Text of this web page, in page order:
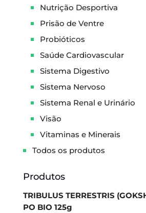
Nutrição Desportiva
Prisão de Ventre
Probióticos
Saúde Cardiovascular
Sistema Digestivo
Sistema Nervoso
Sistema Renal e Urinário
Visão
Vitaminas e Minerais
Todos os produtos
Produtos
TRIBULUS TERRESTRIS
PO BIO 125g